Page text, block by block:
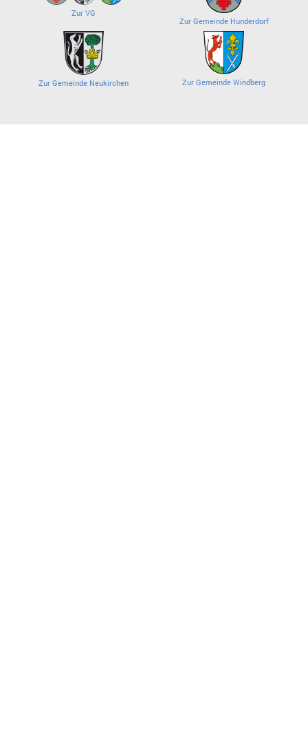
Zur VG
Zur Gemeinde Hunderdorf
Zur Gemeinde Neukirchen Zur Gemeinde Windberg